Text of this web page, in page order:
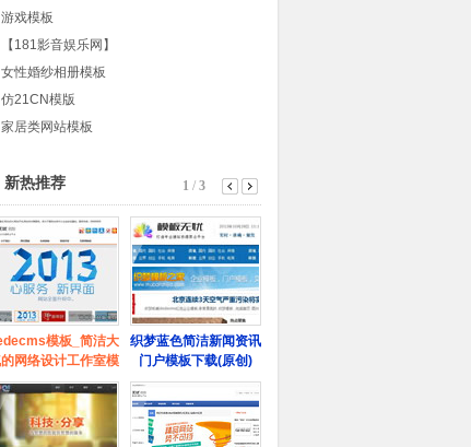
游戏模板
【181影音娱乐网】
女性婚纱相册模板
仿21CN模版
家居类网站模板